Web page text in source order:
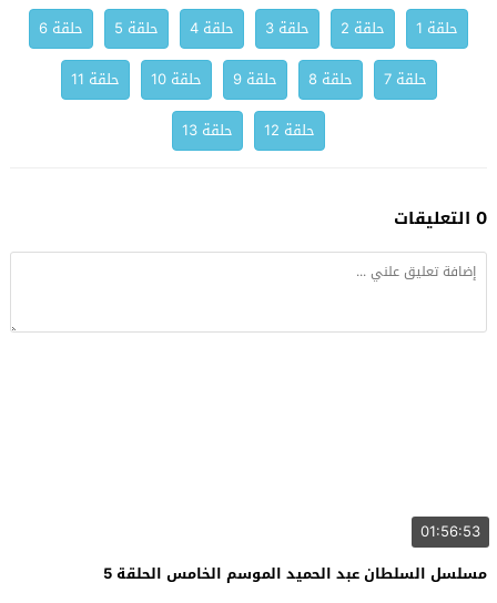
حلقة 1 حلقة 2 حلقة 3 حلقة 4 حلقة 5
حلقة 6
حلقة 7
حلقة 8 حلقة 9 حلقة 10
حلقة 11
حلقة 12
حلقة 13
0 التعليقات
01:56:53
مسلسل السلطان عبد الحميد الموسم الخامس الحلقة 5